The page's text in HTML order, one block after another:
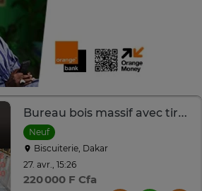
Bureau bois massif avec tiroirs
Neuf
Biscuiterie, Dakar
27. avr., 15:26
220 000 F Cfa